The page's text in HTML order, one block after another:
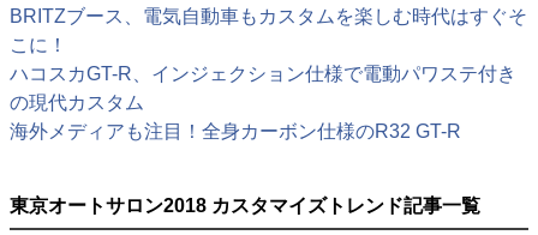
BRITZブース、電気自動車もカスタムを楽しむ時代はすぐそ
こに！
ハコスカGT-R、インジェクション仕様で電動パワステ付き
の現代カスタム
海外メディアも注目！全身カーボン仕様のR32 GT-R
東京オートサロン2018 カスタマイズトレンド記事一覧